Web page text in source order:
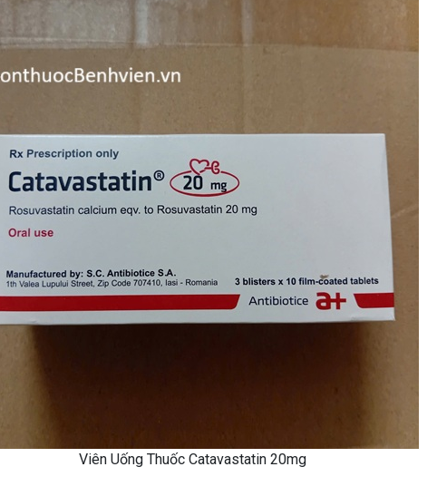
Viên Uống Thuốc Catavastatin 20mg